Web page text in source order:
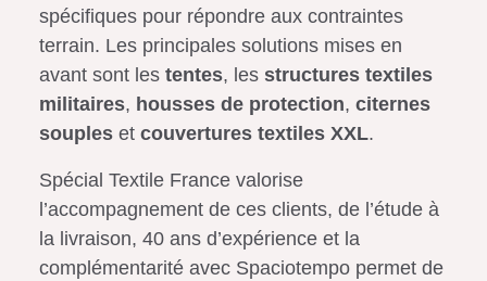
spécifiques pour répondre aux contraintes
terrain. Les principales solutions mises en
avant sont les tentes, les structures textiles
militaires, housses de protection, citernes
soupleset couvertures textiles XXL.
Spécial Textile France valorise
l’accompagnement de ces clients, de l’étude à
la livraison, 40 ans d’expérience et la
complémentarité avec Spaciotempo permet de